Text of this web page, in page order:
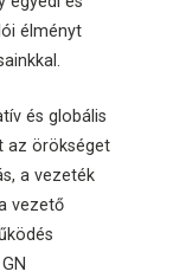
élményt
és globális
az örökséget
a vezeték
vezető